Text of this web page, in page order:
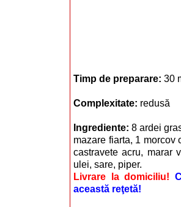
Timp de preparare: 30
Complexitate: redusă
Ingrediente: 8 ardei
mazare fiarta, 1 morcov
castravete acru, marar
ulei, sare, piper.
Livrare la domiciliu!
această reţetă!